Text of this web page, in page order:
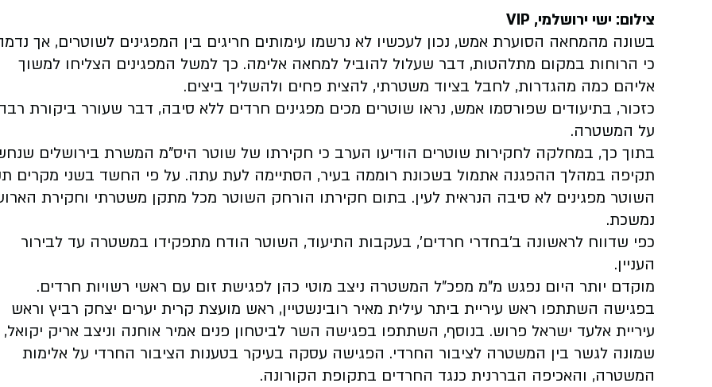
צילום: ישי ירושלמי, VIP
בשונה מהמחאה הסוערת אמש, נכון לעכשיו לא נרשמו עימותים חריגים בין המפגינים לשוטרים, אך
כי הרוחות במקום מתלהטות, דבר שעלול להוביל למחאה אלימה. כך למשל המפגינים הצליחו למשוך
אליהם כמה מהגדרות, לחבל בציוד משטרתי, להצית פחים ולהשליך ביצים.
כזכור, בתיעודים שפורסמו אמש, נראו שוטרים מכים מפגינים חרדים ללא סיבה, דבר שעורר ביקורת
על המשטרה.
בתוך כך, במחלקה לחקירות שוטרים הודיעו הערב כי חקירתו של שוטר היס"מ המשרת בירושלים
תקיפה במהלך ההפגנה אתמול בשכונת רוממה בעיר, הסתיימה לעת עתה. על פי החשד בשני מקרים
השוטר מפגינים לא סיבה הנראית לעין. בתום חקירתו הורחק השוטר מכל מתקן משטרתי וחקירת
נמשכת.
כפי שדווח לראשונה ב'בחדרי חרדים', בעקבות התיעוד, השוטר הודח מתפקידו במשטרה עד לבירור
העניין.
מוקדם יותר היום נפגש מ"מ מפכ"ל המשטרה ניצב מוטי כהן לפגישת זום עם ראשי רשויות חרדים.
בפגישה השתתפו ראש עיריית ביתר עילית מאיר רובינשטיין, ראש מועצת קרית יערים יצחק רביץ וראש
עיריית אלעד ישראל פרוש. בנוסף, השתתפו בפגישה השר לביטחון פנים אמיר אוחנה וניצב אריק יקואל,
שמונה לגשר בין המשטרה לציבור החרדי. הפגישה עסקה בעיקר בטענות הציבור החרדי על אלימות
המשטרה, והאכיפה הבררנית כנגד החרדים בתקופת הקורונה.